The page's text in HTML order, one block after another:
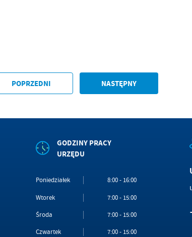
POPRZEDNI NASTĘPNY
GODZINY PRACY
URZĘDU
Poniedziałek 8:00 - 16:00
Wtorek 7:00 - 15:00
Środa 7:00 - 15:00
Czwartek 7:00 - 15:00